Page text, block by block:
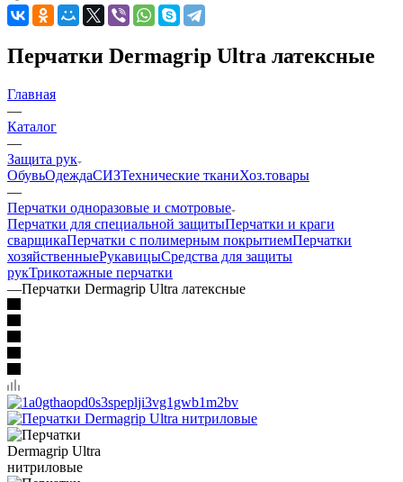
Перчатки Dermagrip Ultra латексные
Главная
—
Каталог
—
Защита рук
ОбувьОдеждаСИЗТехнические тканиХоз.товары
—
Перчатки одноразовые и смотровые
Перчатки для специальной защитыПерчатки и краги
сварщикаПерчатки с полимерным покрытиемПерчатки
хозяйственныеРукавицыСредства для защиты
рукТрикотажные перчатки
—Перчатки Dermagrip Ultra латексные